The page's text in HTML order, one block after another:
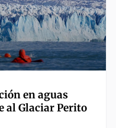
en aguas
al Glaciar Perito